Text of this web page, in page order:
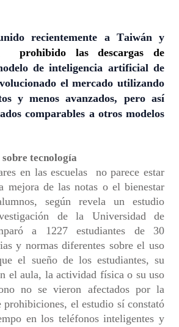
recientemente a Taiwán y
prohibido las descargas de
de inteligencia artificial de
el mercado utilizando
y menos avanzados, pero así
comparables a otros modelos
tecnología
en las escuelas no parece estar
mejora de las notas o el bienestar
según revela un estudio
de la Universidad de
a 1227 estudiantes de 30
y normas diferentes sobre el uso
el sueño de los estudiantes, su
el aula, la actividad física o su uso
no se vieron afectados por la
prohibiciones, el estudio sí constató
en los teléfonos inteligentes y